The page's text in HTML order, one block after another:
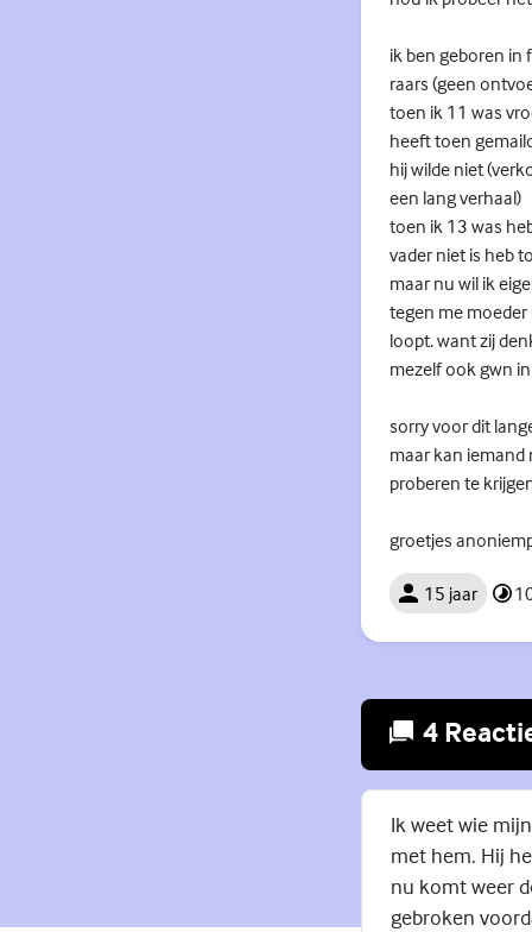
ik ben geboren in
raars (geen
toen ik 11 was
heeft toen
hij wilde niet
een lang verhaal)
toen ik 13 was
vader niet is heb
maar nu wil ik
tegen me
loopt. want zij
mezelf ook gwn
sorry voor dit
maar kan iemand
proberen te
groetjes
15 jaar
4
Ik weet wie
met hem. Hij
nu komt weer
gebroken